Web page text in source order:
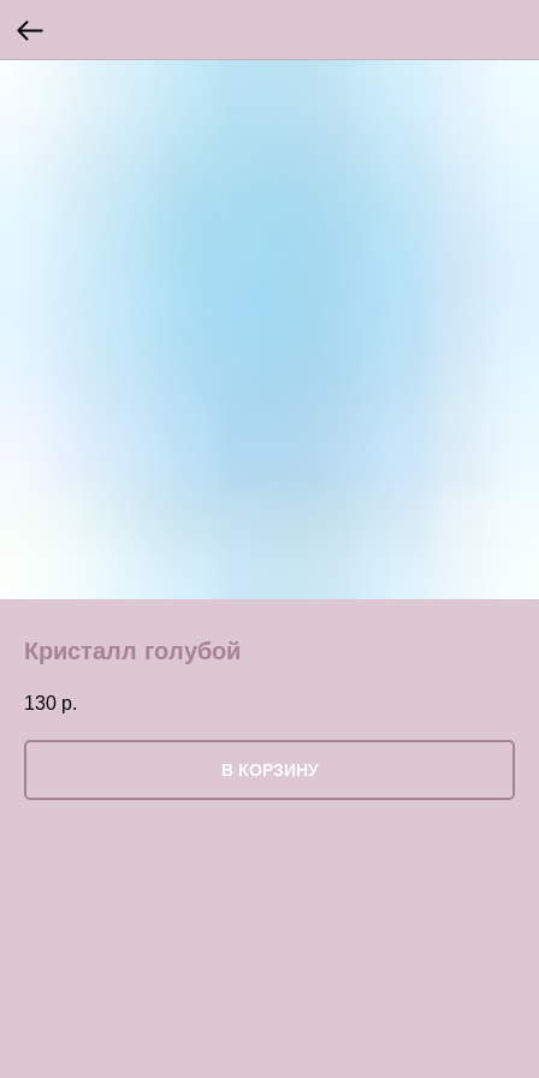
Кристалл голубой
130 р.
В КОРЗИНУ